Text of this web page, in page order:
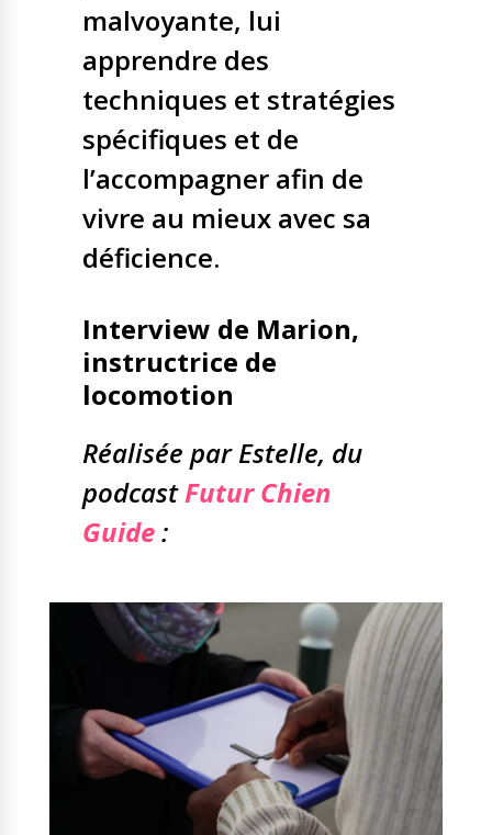
malvoyante, lui
apprendre des
techniques et stratégies
spécifiques et de
l’accompagner afin de
vivre au mieux avec sa
déficience.
Interview de Marion,
instructrice de
locomotion
Réalisée par Estelle, du
podcastFutur Chien
Guide: